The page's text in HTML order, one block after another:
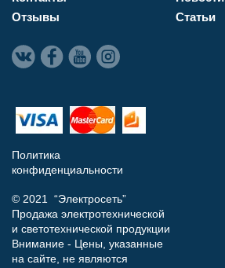
Отзывы
Статьи
Политика
конфиденциальности
© 2021 “Электросеть”
Продажа электротехнической
и светотехнической продукции
Внимание - Цены, указанные
на сайте, не являются